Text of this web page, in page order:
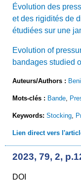
Évolution des
et des rigidités de
étudiées sur une
Evolution of
bandages studied
Auteurs/Authors :
Mots-clés : Bande
Keywords: Stocking
Lien direct vers
2023, 79, 2,
DOI